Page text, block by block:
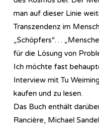
man auf dieser Linie
Transzendenz im
„Schöpfers“…
für die Lösung von
Ich möchte fast
Interview mit Tu
kaufen und zu lesen.
Das Buch enthält
Rancière, Michael